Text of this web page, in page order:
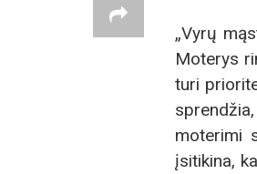
„Vyrų
Moterys
turi
moterimi
įsitikina,